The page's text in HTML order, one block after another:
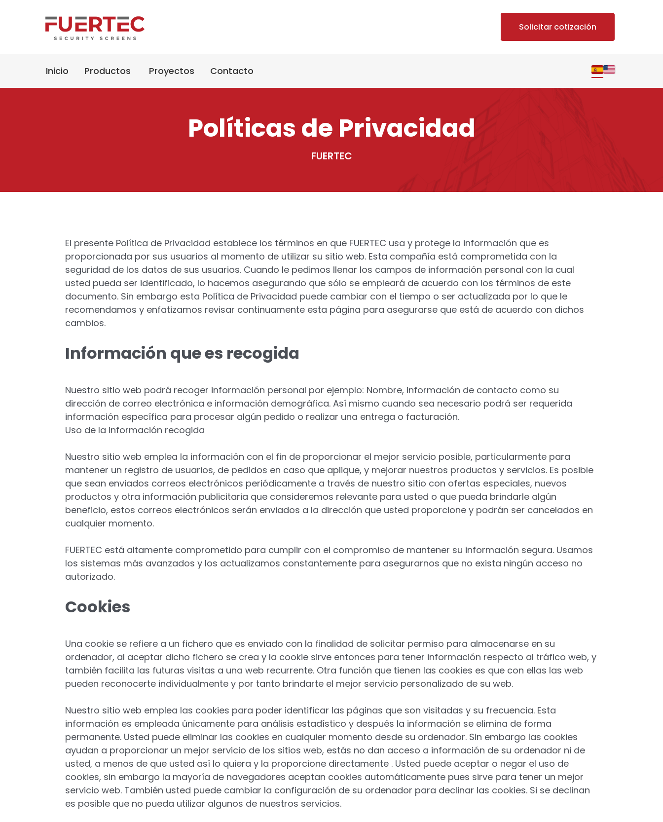
Solicitar cotización
Inicio Productos Proyectos Contacto
Políticas de Privacidad
FUERTEC
El presente Política de Privacidad establece los términos en que FUERTEC usa y protege la información que es
proporcionada por sus usuarios al momento de utilizar su sitio web. Esta compañía está comprometida con la
seguridad de los datos de sus usuarios. Cuando le pedimos llenar los campos de información personal con la cual
usted pueda ser identificado, lo hacemos asegurando que sólo se empleará de acuerdo con los términos de este
documento. Sin embargo esta Política de Privacidad puede cambiar con el tiempo o ser actualizada por lo que le
recomendamos y enfatizamos revisar continuamente esta página para asegurarse que está de acuerdo con dichos
cambios.
Información que es recogida
Nuestro sitio web podrá recoger información personal por ejemplo: Nombre, información de contacto como su
dirección de correo electrónica e información demográfica. Así mismo cuando sea necesario podrá ser requerida
información específica para procesar algún pedido o realizar una entrega o facturación.
Uso de la información recogida
Nuestro sitio web emplea la información con el fin de proporcionar el mejor servicio posible, particularmente para
mantener un registro de usuarios, de pedidos en caso que aplique, y mejorar nuestros productos y servicios. Es posible
que sean enviados correos electrónicos periódicamente a través de nuestro sitio con ofertas especiales, nuevos
productos y otra información publicitaria que consideremos relevante para usted o que pueda brindarle algún
beneficio, estos correos electrónicos serán enviados a la dirección que usted proporcione y podrán ser cancelados en
cualquier momento.
FUERTEC está altamente comprometido para cumplir con el compromiso de mantener su información segura. Usamos
los sistemas más avanzados y los actualizamos constantemente para asegurarnos que no exista ningún acceso no
autorizado.
Cookies
Una cookie se refiere a un fichero que es enviado con la finalidad de solicitar permiso para almacenarse en su
ordenador, al aceptar dicho fichero se crea y la cookie sirve entonces para tener información respecto al tráfico web, y
también facilita las futuras visitas a una web recurrente. Otra función que tienen las cookies es que con ellas las web
pueden reconocerte individualmente y por tanto brindarte el mejor servicio personalizado de su web.
Nuestro sitio web emplea las cookies para poder identificar las páginas que son visitadas y su frecuencia. Esta
información es empleada únicamente para análisis estadístico y después la información se elimina de forma
permanente. Usted puede eliminar las cookies en cualquier momento desde su ordenador. Sin embargo las cookies
ayudan a proporcionar un mejor servicio de los sitios web, estás no dan acceso a información de su ordenador ni de
usted, a menos de que usted así lo quiera y la proporcione directamente . Usted puede aceptar o negar el uso de
cookies, sin embargo la mayoría de navegadores aceptan cookies automáticamente pues sirve para tener un mejor
servicio web. También usted puede cambiar la configuración de su ordenador para declinar las cookies. Si se declinan
es posible que no pueda utilizar algunos de nuestros servicios.